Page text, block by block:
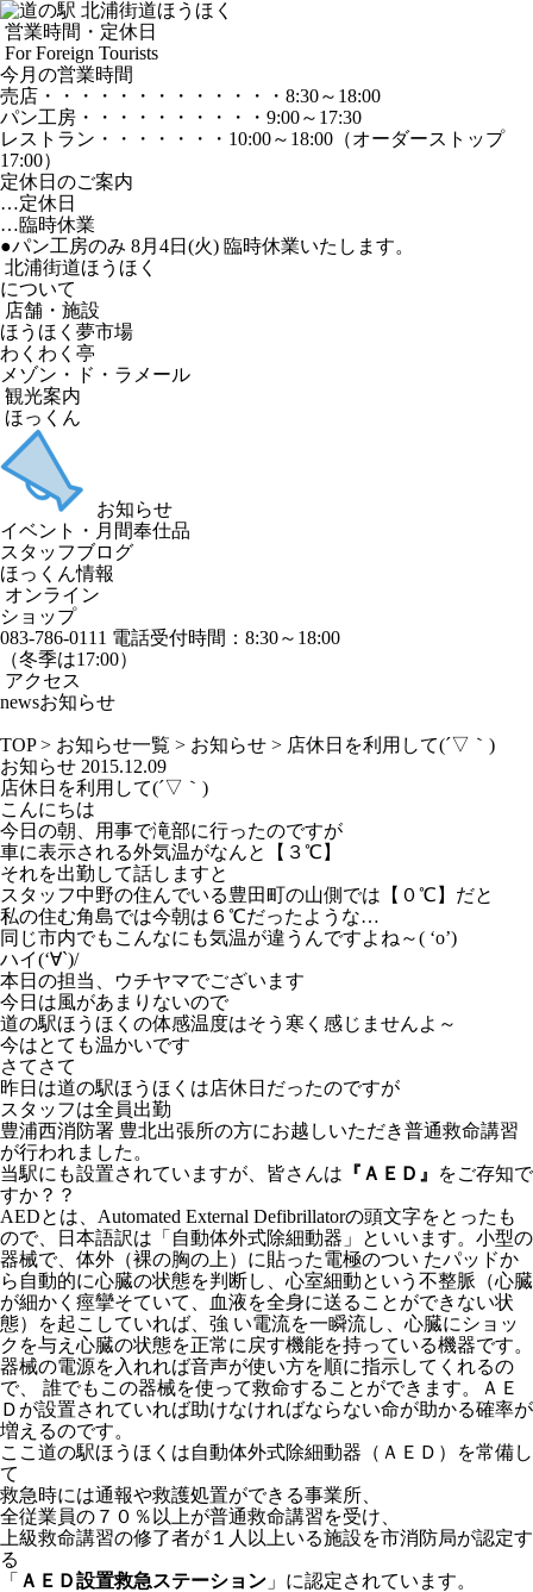
営業時間・定休日
For Foreign Tourists
今月の営業時間
売店 ・・・・・・・・・・・・・ 8:30～18:00
パン工房 ・・・・・・・・・・ 9:00～17:30
レストラン ・・・・・・・ 10:00～18:00 （オーダーストップ
17:00）
定休日のご案内
…定休日
…臨時休業
●パン工房のみ 8月4日(火) 臨時休業いたします。
北浦街道ほうほく
について
店舗・施設
ほうほく夢市場
わくわく亭
メゾン・ド・ラメール
観光案内
ほっくん
お知らせ
イベント・月間奉仕品
スタッフブログ
ほっくん情報
オンライン
ショップ
083-786-0111 電話受付時間：8:30～18:00
（冬季は17:00）
アクセス
newsお知らせ
TOP> お知らせ一覧 > お知らせ > 店休日を利用して(´▽｀)
お知らせ 2015.12.09
店休日を利用して(´▽｀)
こんにちは
今日の朝、用事で滝部に行ったのですが
車に表示される外気温がなんと【３℃】
それを出勤して話しますと
スタッフ中野の住んでいる豊田町の山側では【０℃】だと
私の住む角島では今朝は６℃だったような…
同じ市内でもこんなにも気温が違うんですよね～( ‘o’)
ハイ(‘∀`)/
本日の担当、ウチヤマでございます
今日は風があまりないので
道の駅ほうほくの体感温度はそう寒く感じませんよ～
今はとても温かいです
さてさて
昨日は道の駅ほうほくは店休日だったのですが
スタッフは全員出勤
豊浦西消防署 豊北出張所の方にお越しいただき普通救命講習
が行われました。
当駅にも設置されていますが、皆さんは 『ＡＥＤ』
をご存知で
すか？？
AEDとは、Automated External Defibrillatorの頭文字をとったも
ので、日本語訳は「自動体外式除細動器」といいます。小型の
器械で、体外（裸の胸の上）に貼った電極のつい たパッドか
ら自動的に心臓の状態を判断し、心室細動という不整脈（心臓
が細かく痙攣そていて、血液を全身に送ることができない状
態）を起こしていれば、強 い電流を一瞬流し、心臓にショッ
クを与え心臓の状態を正常に戻す機能を持っている機器です。
器械の電源を入れれば音声が使い方を順に指示してくれるの
で、 誰でもこの器械を使って救命することができます。ＡＥ
Ｄが設置されていれば助けなければならない命が助かる確率が
増えるのです。
ここ道の駅ほうほくは自動体外式除細動器（ＡＥＤ）を常備し
て
救急時には通報や救護処置ができる事業所、
全従業員の７０％以上が普通救命講習を受け、
上級救命講習の修了者が１人以上いる施設を市消防局が認定す
る
「 ＡＥＤ設置救急ステーション 」に認定されています。